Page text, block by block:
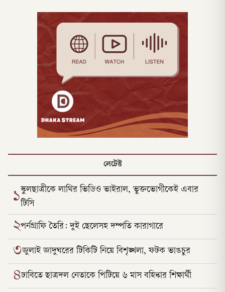
লেটেস্ট
১স্কুলছাত্রীকে লাথির ভিডিও ভাইরাল, ভুক্তভোগীকেই এবার
টিসি
২পর্নগ্রাফি তৈরি: দুই ছেলেসহ দম্পতি কারাগারে
৩জুলাই জাদুঘরের টিকিটি নিয়ে বিশৃঙ্খলা, ফটক ভাঙচুর
৪ঢাবিতে ছাত্রদল নেতাকে পিটিয়ে ৬ মাস বহিষ্কার শিক্ষার্থী